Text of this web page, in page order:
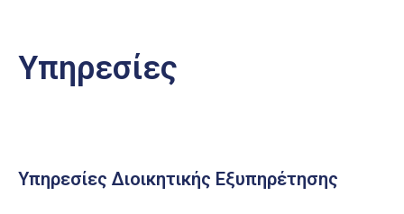
Υπηρεσίες
Υπηρεσίες Διοικητικής Εξυπηρέτησης